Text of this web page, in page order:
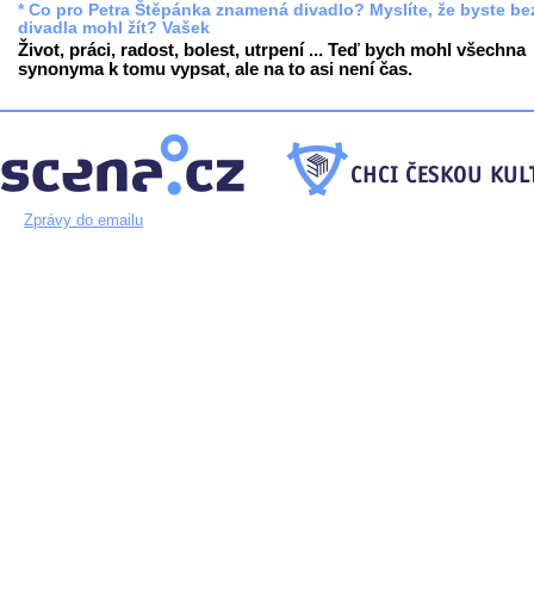
* Co pro Petra Štěpánka znamená divadlo? Myslíte, že byste
divadla mohl žít? Vašek
Život, práci, radost, bolest, utrpení ... Teď bych mohl všechna
synonyma k tomu vypsat, ale na to asi není čas.
Zprávy do emailu